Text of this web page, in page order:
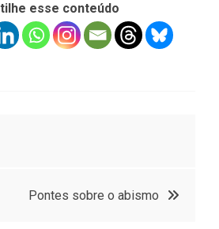
esse conteúdo
Pontes sobre o abismo